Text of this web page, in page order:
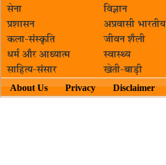
सेना
विज्ञान
प्रशासन
अप्रवासी भारतीय
कला-संस्कृति
जीवन शैली
धर्म और आध्यात्म
स्वास्थ्य
साहित्य-संसार
खेती-बाड़ी
About Us Privacy Disclaimer